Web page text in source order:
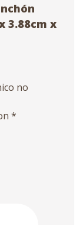
3.88cm x
no
*